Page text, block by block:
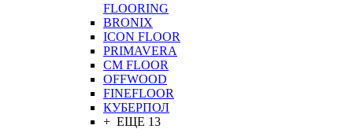
FLOORING
BRONIX
ICON FLOOR
PRIMAVERA
CM FLOOR
OFFWOOD
FINEFLOOR
КУБЕРПОЛ
+ ЕЩЕ 13